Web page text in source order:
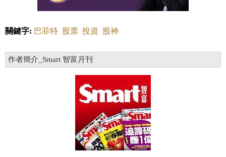
關鍵字: 巴菲特 股票 投資 股神
作者簡介_Smart 智富月刊